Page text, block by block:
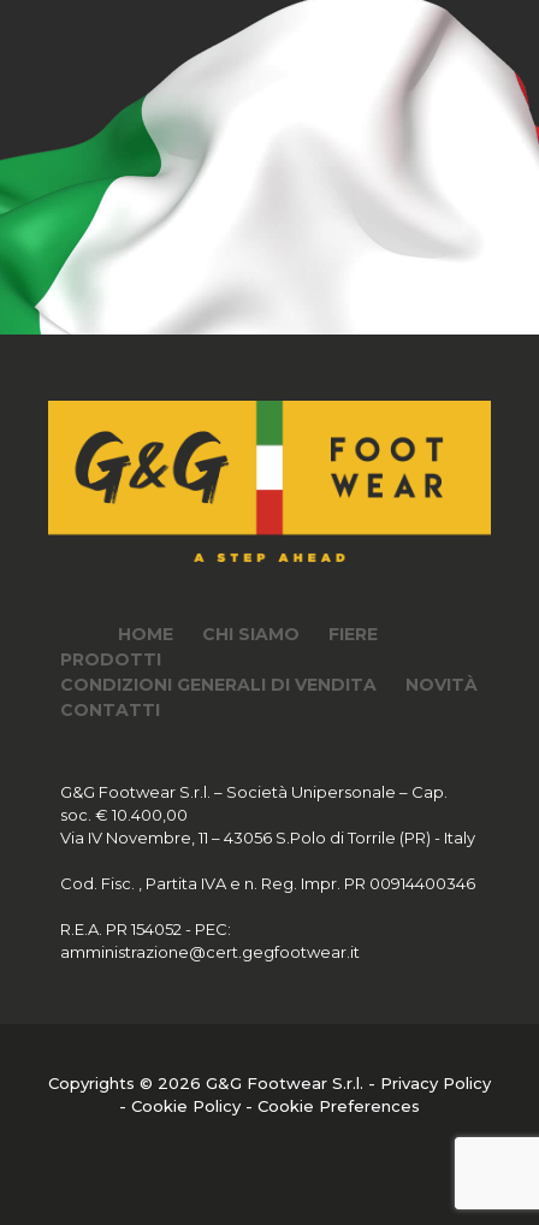
HOME CHI SIAMO
FIERE
PRODOTTI
CONDIZIONI GENERALI DI VENDITA
NOVITÀ
CONTATTI
G&G Footwear S.r.l. – Società Unipersonale – Cap.
soc. € 10.400,00
Via IV Novembre, 11 – 43056 S.Polo di Torrile (PR) - Italy
Cod. Fisc. , Partita IVA e n. Reg. Impr. PR 00914400346
R.E.A. PR 154052 - PEC:
amministrazione@cert.gegfootwear.it
Copyrights © 2026 G&G Footwear S.r.l. - Privacy Policy
- Cookie Policy - Cookie Preferences